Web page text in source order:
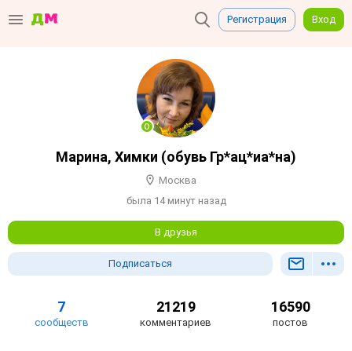
Регистрация Вход
Марина, Химки (обувь Гр*ац*иа*на)
Москва
была 14 минут назад
В друзья
Подписаться
7
сообществ
21219
комментариев
16590
постов